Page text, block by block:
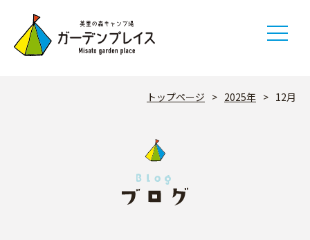
content
トップページ > 2025年 > 12月